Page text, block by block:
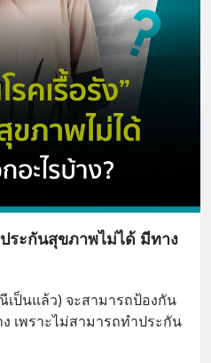
ประกันสุขภาพไม่ได้ มีทาง
เป็นแล้ว) จะสามารถป้องกัน
เพราะไม่สามารถทำประกัน